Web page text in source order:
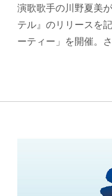
演歌歌手の川野夏美
テル』のリリースを
ーティー」を開催。